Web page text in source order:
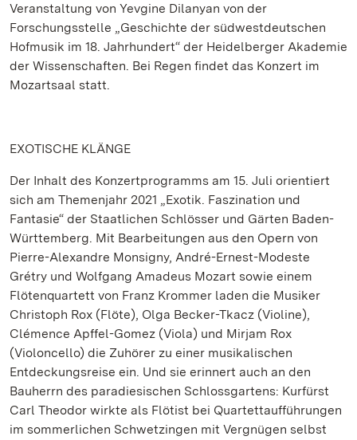
Veranstaltung von Yevgine Dilanyan von der
Forschungsstelle „Geschichte der südwestdeutschen
Hofmusik im 18. Jahrhundert“ der Heidelberger Akademie
der Wissenschaften. Bei Regen findet das Konzert im
Mozartsaal statt.
EXOTISCHE KLÄNGE
Der Inhalt des Konzertprogramms am 15. Juli orientiert
sich am Themenjahr 2021 „Exotik. Faszination und
Fantasie“ der Staatlichen Schlösser und Gärten Baden-
Württemberg. Mit Bearbeitungen aus den Opern von
Pierre-Alexandre Monsigny, André-Ernest-Modeste
Grétry und Wolfgang Amadeus Mozart sowie einem
Flötenquartett von Franz Krommer laden die Musiker
Christoph Rox (Flöte), Olga Becker-Tkacz (Violine),
Clémence Apffel-Gomez (Viola) und Mirjam Rox
(Violoncello) die Zuhörer zu einer musikalischen
Entdeckungsreise ein. Und sie erinnert auch an den
Bauherrn des paradiesischen Schlossgartens: Kurfürst
Carl Theodor wirkte als Flötist bei Quartettaufführungen
im sommerlichen Schwetzingen mit Vergnügen selbst